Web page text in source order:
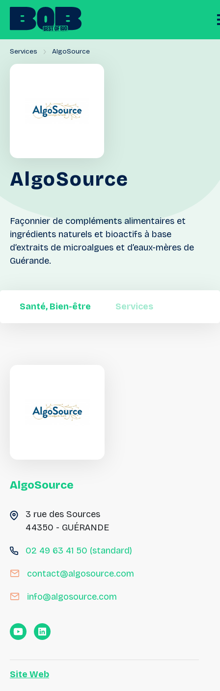
Services AlgoSource
AlgoSource
Façonnier de compléments alimentaires et
ingrédients naturels et bioactifs à base
d’extraits de microalgues et d’eaux-mères de
Guérande.
Santé, Bien-être Services
AlgoSource
3 rue des Sources
44350 - GUÉRANDE
02 49 63 41 50 (standard)
contact@algosource.com
info@algosource.com
Site Web